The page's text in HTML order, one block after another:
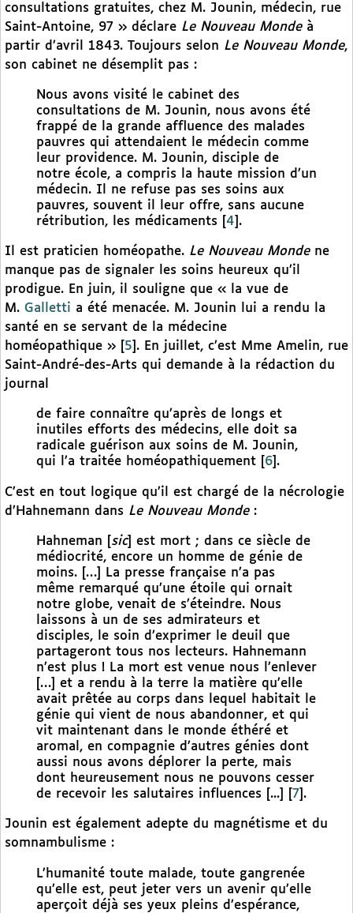
consultations gratuites, chez M. Jounin, médecin, rue
Saint-Antoine, 97 » déclare Le Nouveau Mondeà
partir d’avril 1843. Toujours selon Le Nouveau Monde,
son cabinet ne désemplit pas :
Nous avons visité le cabinet des
consultations de M. Jounin, nous avons été
frappé de la grande affluence des malades
pauvres qui attendaient le médecin comme
leur providence. M. Jounin, disciple de
notre école, a compris la haute mission d’un
médecin. Il ne refuse pas ses soins aux
pauvres, souvent il leur offre, sans aucune
rétribution, les médicaments
4 .
Il est praticien homéopathe. Le Nouveau Mondene
manque pas de signaler les soins heureux qu’il
prodigue. En juin, il souligne que « la vue de
M. Galletti a été menacée. M. Jounin lui a rendu la
santé en se servant de la médecine
homéopathique »
5 . En juillet, c’est Mme Amelin, rue
Saint-André-des-Arts qui demande à la rédaction du
journal
de faire connaître qu’après de longs et
inutiles efforts des médecins, elle doit sa
radicale guérison aux soins de M. Jounin,
qui l’a traitée homéopathiquement
6 .
C’est en tout logique qu’il est chargé de la nécrologie
d’Hahnemann dans Le Nouveau Monde:
Hahneman [ sic] est mort ; dans ce siècle de
médiocrité, encore un homme de génie de
moins. […] La presse française n’a pas
même remarqué qu’une étoile qui ornait
notre globe, venait de s’éteindre. Nous
laissons à un de ses admirateurs et
disciples, le soin d’exprimer le deuil que
partageront tous nos lecteurs. Hahnemann
n’est plus ! La mort est venue nous l’enlever
[…] et a rendu à la terre la matière qu’elle
avait prêtée au corps dans lequel habitait le
génie qui vient de nous abandonner, et qui
vit maintenant dans le monde éthéré et
aromal, en compagnie d’autres génies dont
aussi nous avons déplorer la perte, mais
dont heureusement nous ne pouvons cesser
de recevoir les salutaires influences [...]
7 .
Jounin est également adepte du magnétisme et du
somnambulisme :
L’humanité toute malade, toute gangrenée
qu’elle est, peut jeter vers un avenir qu’elle
aperçoit déjà ses yeux pleins d’espérance,